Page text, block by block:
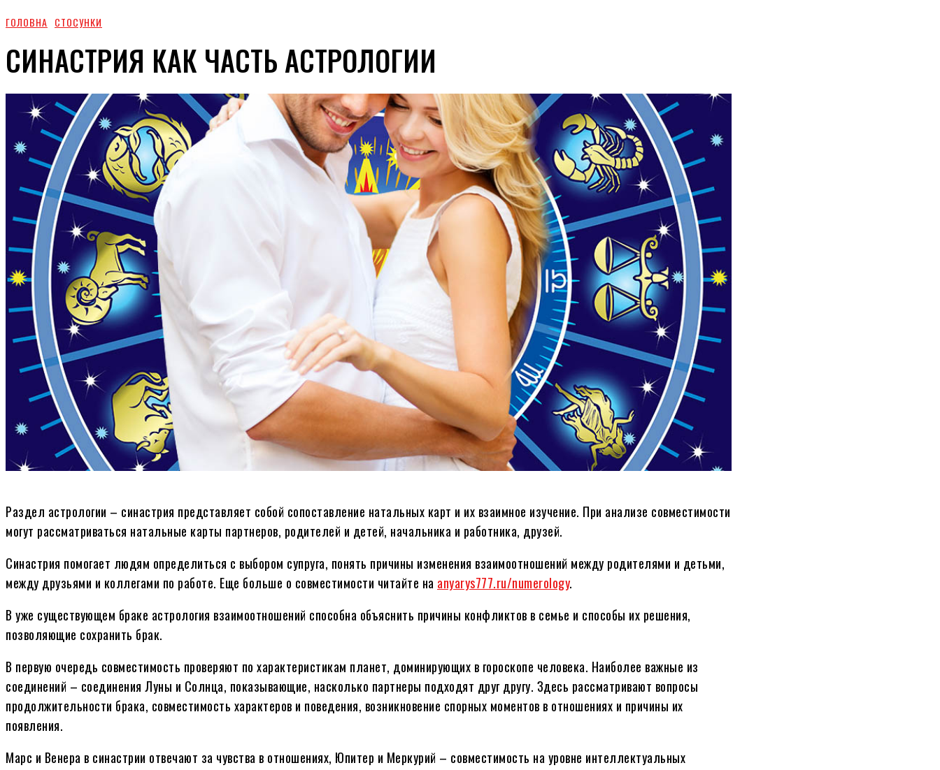
ГОЛОВНА СТОСУНКИ
СИНАСТРИЯ КАК ЧАСТЬ АСТРОЛОГИИ
Раздел астрологии – синастрия представляет собой сопоставление натальных карт и их взаимное изучение. При анализе совместимости
могут рассматриваться натальные карты партнеров, родителей и детей, начальника и работника, друзей.
Синастрия помогает людям определиться с выбором супруга, понять причины изменения взаимоотношений между родителями и детьми,
между друзьями и коллегами по работе. Еще больше о совместимости читайте на anyarys777.ru/numerology.
В уже существующем браке астрология взаимоотношений способна объяснить причины конфликтов в семье и способы их решения,
позволяющие сохранить брак.
В первую очередь совместимость проверяют по характеристикам планет, доминирующих в гороскопе человека. Наиболее важные из
соединений – соединения Луны и Солнца, показывающие, насколько партнеры подходят друг другу. Здесь рассматривают вопросы
продолжительности брака, совместимость характеров и поведения, возникновение спорных моментов в отношениях и причины их
появления.
Марс и Венера в синастрии отвечают за чувства в отношениях, Юпитер и Меркурий – совместимость на уровне интеллектуальных